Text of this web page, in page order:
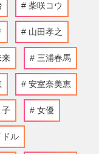
柴咲コウ
山田孝之
来 三浦春馬
安室奈美恵
子 女優
ドル